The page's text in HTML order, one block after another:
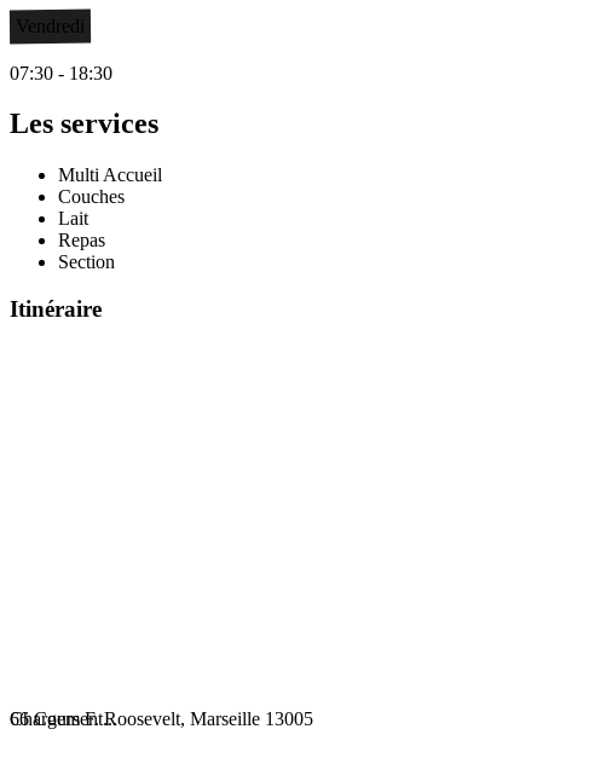
Vendredi
07:30 - 18:30
Les services
Multi Accueil
Couches
Lait
Repas
Section
Itinéraire
Chargement...
66 Cours F. Roosevelt, Marseille 13005